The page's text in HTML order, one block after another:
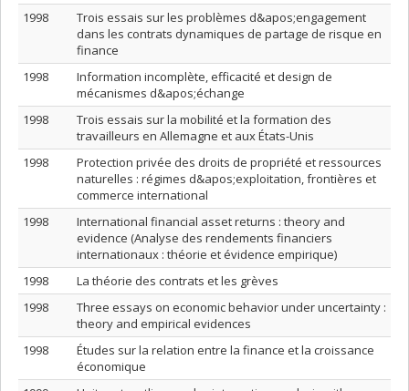
1998
Trois essais sur les problèmes d&apos;engagement
dans les contrats dynamiques de partage de risque en
finance
1998
Information incomplète, efficacité et design de
mécanismes d&apos;échange
1998
Trois essais sur la mobilité et la formation des
travailleurs en Allemagne et aux États-Unis
1998
Protection privée des droits de propriété et ressources
naturelles : régimes d&apos;exploitation, frontières et
commerce international
1998
International financial asset returns : theory and
evidence (Analyse des rendements financiers
internationaux : théorie et évidence empirique)
1998
La théorie des contrats et les grèves
1998
Three essays on economic behavior under uncertainty :
theory and empirical evidences
1998
Études sur la relation entre la finance et la croissance
économique